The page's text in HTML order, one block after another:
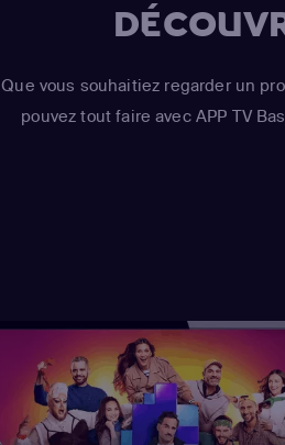
Que vous souhaitiez regarder un
pouvez tout faire avec APP TV